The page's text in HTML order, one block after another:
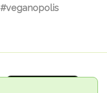
#veganopolis